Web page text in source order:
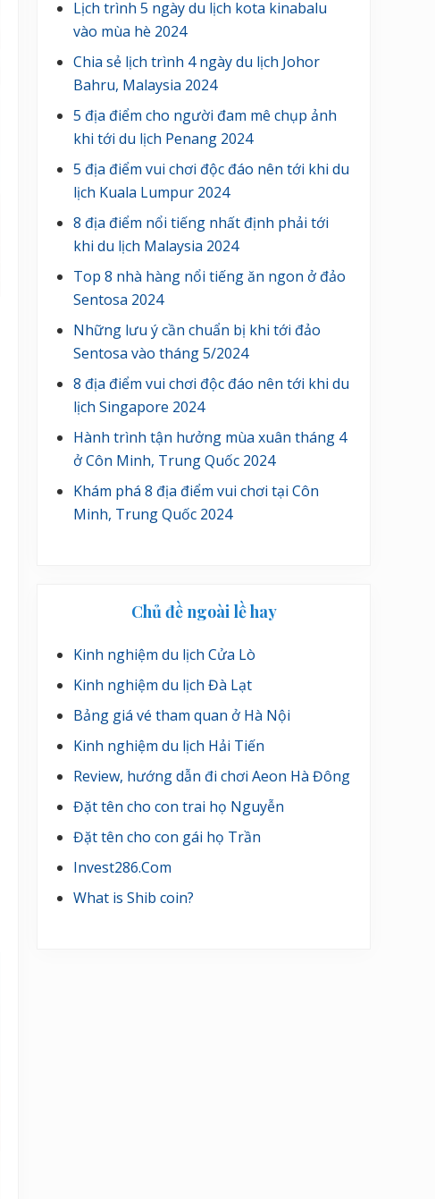
Lịch trình 5 ngày du lịch kota kinabalu
vào mùa hè 2024
Chia sẻ lịch trình 4 ngày du lịch Johor
Bahru, Malaysia 2024
5 địa điểm cho người đam mê chụp ảnh
khi tới du lịch Penang 2024
5 địa điểm vui chơi độc đáo nên tới khi du
lịch Kuala Lumpur 2024
8 địa điểm nổi tiếng nhất định phải tới
khi du lịch Malaysia 2024
Top 8 nhà hàng nổi tiếng ăn ngon ở đảo
Sentosa 2024
Những lưu ý cần chuẩn bị khi tới đảo
Sentosa vào tháng 5/2024
8 địa điểm vui chơi độc đáo nên tới khi du
lịch Singapore 2024
Hành trình tận hưởng mùa xuân tháng 4
ở Côn Minh, Trung Quốc 2024
Khám phá 8 địa điểm vui chơi tại Côn
Minh, Trung Quốc 2024
Chủ đề ngoài lề hay
Kinh nghiệm du lịch Cửa Lò
Kinh nghiệm du lịch Đà Lạt
Bảng giá vé tham quan ở Hà Nội
Kinh nghiệm du lịch Hải Tiến
Review, hướng dẫn đi chơi Aeon Hà Đông
Đặt tên cho con trai họ Nguyễn
Đặt tên cho con gái họ Trần
Invest286.Com
What is Shib coin?